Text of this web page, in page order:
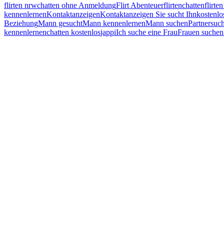
flirten nrwchatten ohne AnmeldungFlirt Abenteuerflirtenchattenflirten
kennenlernenKontaktanzeigenKontaktanzeigen Sie sucht Ihn
BeziehungMann gesuchtMann kennenlernenMann suchen
kennenlernenchatten kostenlosjappiIch suche eine FrauFrauen suchen